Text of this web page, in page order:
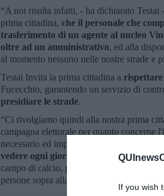
If you wish
“A noi risulta infatti, - ha dichiarato Testai
prima cittadina, che il personale che
trasferimento di un agente al nucleo
oltre ad un amministrativo, ed alla
al momento nessuno nelle nostre strade e
Testai Invita la prima cittadina a
Fucecchio, garantendo un servizio di
presidiare le strade.
“Ci rivolgiamo quindi alla nostra prima
campagna elettorale per quanto concerne
necessario ed improcrastinabile servizio di
vedere ogni giorno bivacchi intorno al
campo di calcio, pallavolo e tennis, e
persone sopra alla volta spesso